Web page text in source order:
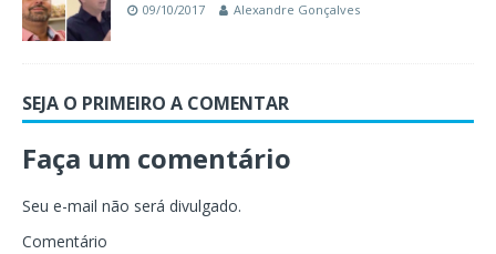
09/10/2017 Alexandre Gonçalves
SEJA O PRIMEIRO A COMENTAR
Faça um comentário
Seu e-mail não será divulgado.
Comentário